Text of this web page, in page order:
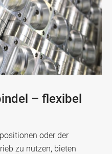
– flexibel
oder der
zu nutzen, bieten